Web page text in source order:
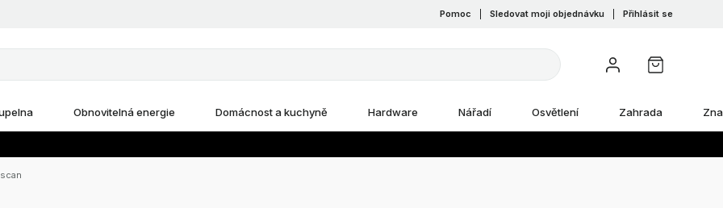
Pomoc Sledovat moji objednávku Přihlásit se
Obnovitelná energie Domácnost a kuchyně Hardware Nářadí Osvětlení Zahrada